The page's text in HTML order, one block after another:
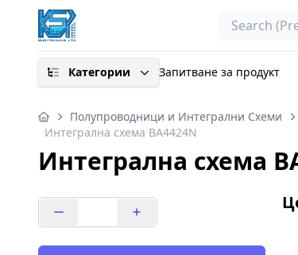
Search
Категории Запитване за продукт
Полупроводници и Интегрални Схеми
Интегрална схема BA4424N
Интегрална схема